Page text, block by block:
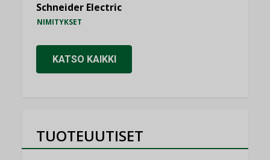
Schneider Electric
NIMITYKSET
KATSO KAIKKI
TUOTEUUTISET